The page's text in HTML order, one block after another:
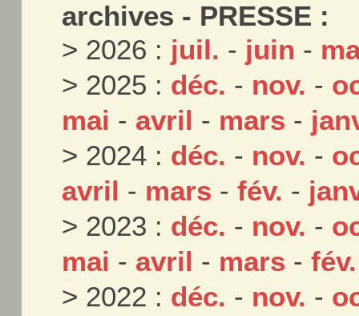
archives - PRESSE :
> 2026 : juil. - juin -
> 2025 : déc. - nov. -
mai - avril - mars -
> 2024 : déc. - nov. -
avril - mars -fév. -
> 2023 : déc. - nov. -
mai - avril - mars -fév.
> 2022 : déc. - nov. -